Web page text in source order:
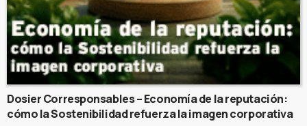
Dosier Corresponsables – Economía de la reputación:
cómo la Sostenibilidad refuerza la imagen corporativa